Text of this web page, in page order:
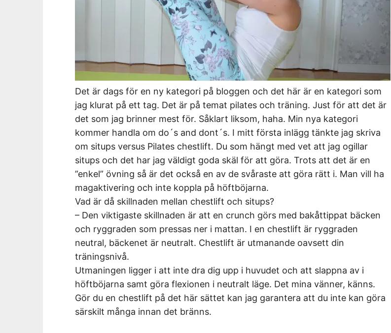
Det är dags för en ny kategori på bloggen och det här är en kategori som
jag klurat på ett tag. Det är på temat pilates och träning. Just för att det är
det som jag brinner mest för. Såklart liksom, haha. Min nya kategori
kommer handla om do´s and dont´s. I mitt första inlägg tänkte jag skriva
om situps versus Pilates chestlift. Du som hängt med vet att jag ogillar
situps och det har jag väldigt goda skäl för att göra. Trots att det är en
”enkel” övning så är det också en av de svåraste att göra rätt i. Man vill ha
magaktivering och inte koppla på höftböjarna.
Vad är då skillnaden mellan chestlift och situps?
– Den viktigaste skillnaden är att en crunch görs med bakåttippat bäcken
och ryggraden som pressas ner i mattan. I en chestlift är ryggraden
neutral, bäckenet är neutralt. Chestlift är utmanande oavsett din
träningsnivå.
Utmaningen ligger i att inte dra dig upp i huvudet och att slappna av i
höftböjarna samt göra flexionen i neutralt läge. Det mina vänner, känns.
Gör du en chestlift på det här sättet kan jag garantera att du inte kan göra
särskilt många innan det bränns.